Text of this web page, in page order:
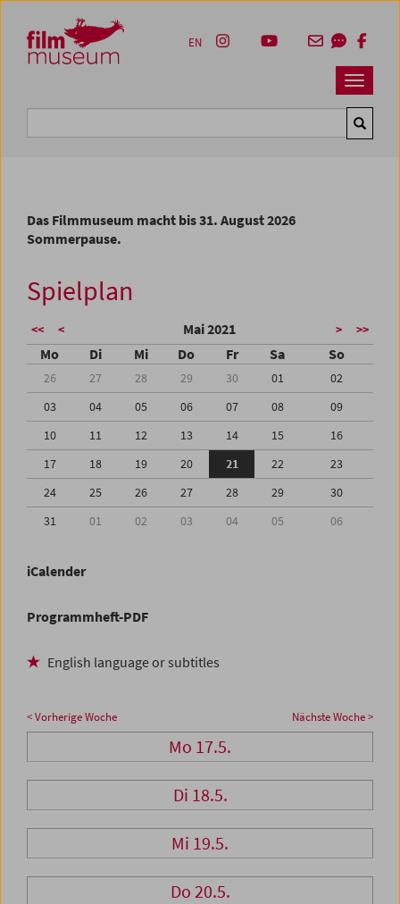
Zum Inhalt
Zum Hauptmenü
Zur Servicenavigation
Zum Suche
Navbar
EN
Das Filmmuseum macht bis 31. August 2026
Sommerpause.
Spielplan
<< < Mai 2021 > >>
Mo Di Mi Do Fr Sa So
26 27 28 29 30 01
02
03
04 05 06 07 08
09
10
11 12 13 14 15
16
17
18 19 20 21 22
23
24
25 26 27 28 29
30
31
01 02 03 04 05 06
iCalender
Programmheft-PDF
English language or subtitles
< Vorherige Woche Nächste Woche >
Mo 17.5.
Di 18.5.
Mi 19.5.
Do 20.5.